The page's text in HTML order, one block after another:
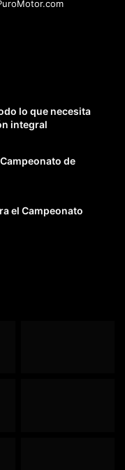
lo que necesita
integral
de
el Campeonato